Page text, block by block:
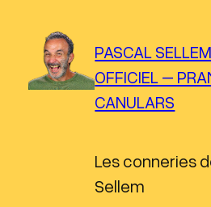
contenu
PASCAL
OFFICIEL –
CANULARS
Les conneries
Sellem